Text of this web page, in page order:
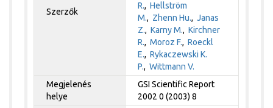
Szerzők
R.,Hellström
M., Zhenn Hu.,Janas
Z.,Karny M.,Kirchner
R.,Moroz F.,Roeckl
E.,Rykaczewski K.
P.,Wittmann V.
Megjelenés
helye
GSI Scientific Report
2002 0 (2003) 8